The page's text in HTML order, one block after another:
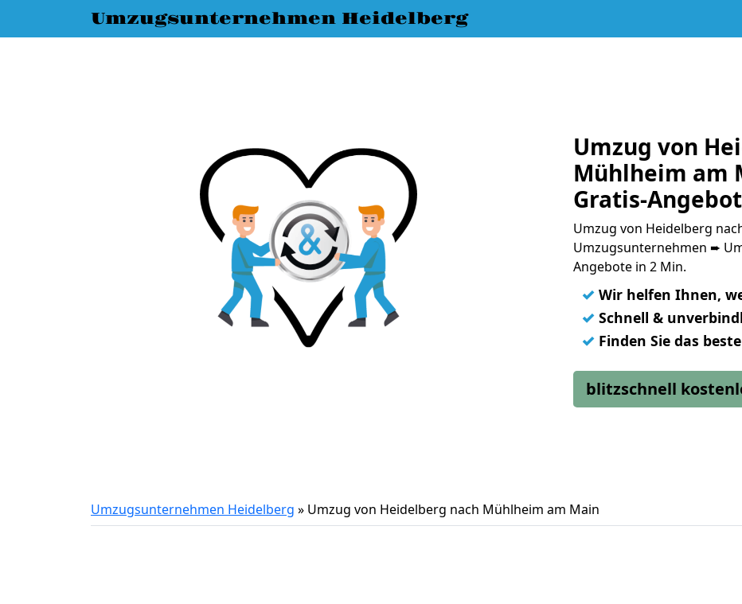
Umzugsunternehmen Heidelberg
Umzug von
Mühlheim am
Gratis-Angebot
Umzug von Heidelberg
Umzugsunternehmen ➨
Angebote in 2 Min.
✓ Wir helfen Ihnen,
✓ Schnell &
✓ Finden Sie das
blitzschnell
Umzugsunternehmen Heidelberg » Umzug von Heidelberg nach Mühlheim am Main